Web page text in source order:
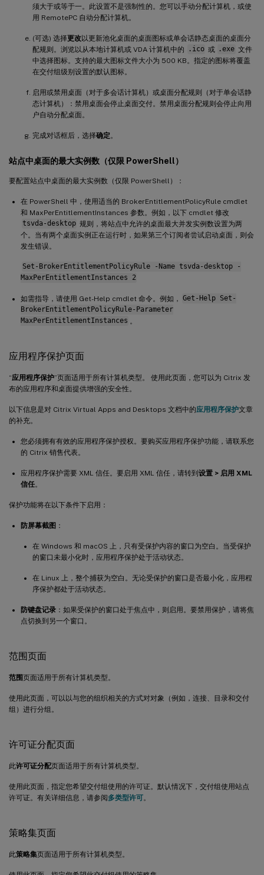
须大于或等于一。此设置不是强制性的。您可以手动分配计算机，或使
用 RemotePC 自动分配计算机。
(可选) 选择更改以更新池化桌面的桌面图标或单会话静态桌面的桌面分
配规则。浏览以从本地计算机或 VDA 计算机中的
.ico 或 .exe 文件
中选择图标。支持的最大图标文件大小为 500 KB。指定的图标将覆盖
在交付组级别设置的默认图标。
启用或禁用桌面（对于多会话计算机）或桌面分配规则（对于单会话静
态计算机）：禁用桌面会停止桌面交付。禁用桌面分配规则会停止向用
户自动分配桌面。
完成对话框后，选择确定 。
站点中桌面的最大实例数（仅限 PowerShell）
要配置站点中桌面的最大实例数（仅限 PowerShell）：
在 PowerShell 中，使用适当的 BrokerEntitlementPolicyRule cmdlet
和 MaxPerEntitlementInstances 参数。例如，以下 cmdlet 修改
tsvda-desktop 规则，将站点中允许的桌面最大并发实例数设置为两
个。当有两个桌面实例正在运行时，如果第三个订阅者尝试启动桌面，则会
发生错误。
Set-BrokerEntitlementPolicyRule -Name tsvda-desktop -
MaxPerEntitlementInstances 2
如需指导，请使用 Get-Help cmdlet 命令。例如， Get-Help Set-
BrokerEntitlementPolicyRule-Parameter
MaxPerEntitlementInstances 。
应用程序保护页面
“应用程序保护”页面适用于所有计算机类型。 使用此页面，您可以为 Citrix 发
布的应用程序和桌面提供增强的安全性。
以下信息是对 Citrix Virtual Apps and Desktops 文档中的应用程序保护文章
的补充。
您必须拥有有效的应用程序保护授权。要购买应用程序保护功能，请联系您
的 Citrix 销售代表。
应用程序保护需要 XML 信任。要启用 XML 信任，请转到设置 > 启用 XML
信任。
保护功能将在以下条件下启用：
防屏幕截图 ：
在 Windows 和 macOS 上，只有受保护内容的窗口为空白。当受保护
的窗口未最小化时，应用程序保护处于活动状态。
在 Linux 上，整个捕获为空白。无论受保护的窗口是否最小化，应用程
序保护都处于活动状态。
防键盘记录 ：如果受保护的窗口处于焦点中，则启用。要禁用保护，请将焦
点切换到另一个窗口。
范围页面
范围页面适用于所有计算机类型。
使用此页面，可以以与您的组织相关的方式对对象（例如，连接、目录和交付
组）进行分组。
许可证分配页面
此许可证分配页面适用于所有计算机类型。
使用此页面，指定您希望交付组使用的许可证。默认情况下，交付组使用站点
许可证。有关详细信息，请参阅多类型许可。
策略集页面
此策略集页面适用于所有计算机类型。